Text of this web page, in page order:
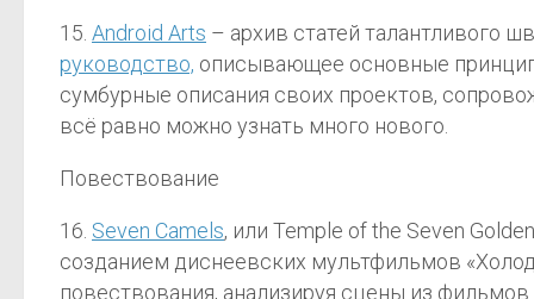
15. Android Arts – архив статей талантливого
руководство, описывающее основные
сумбурные описания своих проектов,
всё равно можно узнать много нового.
Повествование
16. Seven Camels, или Temple of the Seven
созданием диснеевских мультфильмов
повествования, анализируя сцены из